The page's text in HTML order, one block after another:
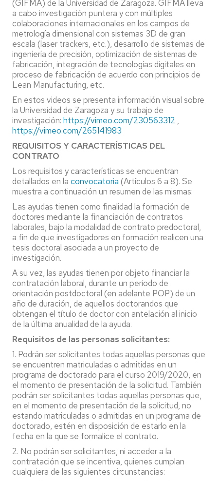
(GIFMA) de la Universidad de Zaragoza. GIFMA lleva
a cabo investigación puntera y con múltiples
colaboraciones internacionales en los campos de
metrología dimensional con sistemas 3D de gran
escala (laser trackers, etc.), desarrollo de sistemas de
ingeniería de precisión, optimización de sistemas de
fabricación, integración de tecnologías digitales en
proceso de fabricación de acuerdo con principios de
Lean Manufacturing, etc.
En estos videos se presenta información visual sobre
la Universidad de Zaragoza y su trabajo de
investigación: https://vimeo.com/230563312 ,
https://vimeo.com/265141983
REQUISITOS Y CARACTERÍSTICAS DEL
CONTRATO
Los requisitos y características se encuentran
detallados en la convocatoria (Artículos 6 a 8). Se
muestra a continuación un resumen de las mismas:
Las ayudas tienen como finalidad la formación de
doctores mediante la financiación de contratos
laborales, bajo la modalidad de contrato predoctoral,
a fin de que investigadores en formación realicen una
tesis doctoral asociada a un proyecto de
investigación.
A su vez, las ayudas tienen por objeto financiar la
contratación laboral, durante un periodo de
orientación postdoctoral (en adelante POP) de un
año de duración, de aquellos doctorandos que
obtengan el título de doctor con antelación al inicio
de la última anualidad de la ayuda.
Requisitos de las personas solicitantes:
1. Podrán ser solicitantes todas aquellas personas que
se encuentren matriculadas o admitidas en un
programa de doctorado para el curso 2019/2020, en
el momento de presentación de la solicitud. También
podrán ser solicitantes todas aquellas personas que,
en el momento de presentación de la solicitud, no
estando matriculadas o admitidas en un programa de
doctorado, estén en disposición de estarlo en la
fecha en la que se formalice el contrato.
2. No podrán ser solicitantes, ni acceder a la
contratación que se incentiva, quienes cumplan
cualquiera de las siguientes circunstancias: